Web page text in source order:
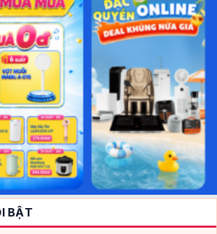
BẬT